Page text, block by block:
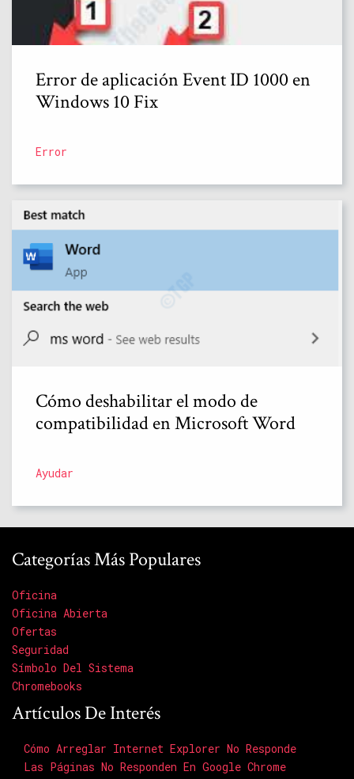
Error de aplicación Event ID 1000 en
Windows 10 Fix
Error
Cómo deshabilitar el modo de
compatibilidad en Microsoft Word
Ayudar
Categorías Más Populares
Oficina
Oficina Abierta
Ofertas
Seguridad
Símbolo Del Sistema
Chromebooks
Artículos De Interés
Cómo Arreglar Internet Explorer No Responde
Las Páginas No Responden En Google Chrome